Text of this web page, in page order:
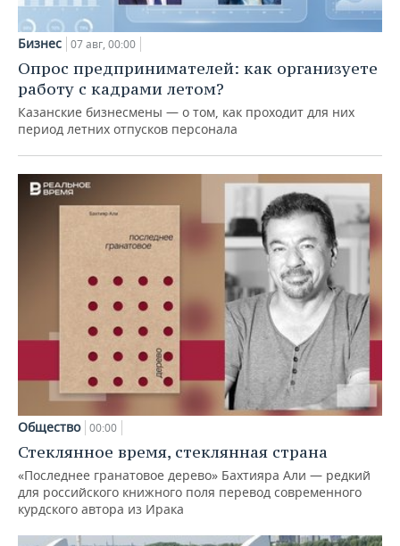
Бизнес 07 авг, 00:00
Опрос предпринимателей: как организуете
работу с кадрами летом?
Казанские бизнесмены — о том, как проходит для них
период летних отпусков персонала
Общество 00:00
Стеклянное время, стеклянная страна
«Последнее гранатовое дерево» Бахтияра Али — редкий
для российского книжного поля перевод современного
курдского автора из Ирака